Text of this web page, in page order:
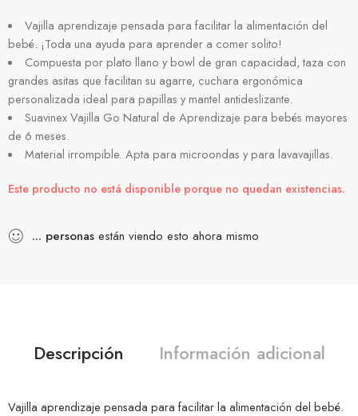
Vajilla aprendizaje pensada para facilitar la alimentación del
bebé. ¡Toda una ayuda para aprender a comer solito!
Compuesta por plato llano y bowl de gran capacidad, taza con
grandes asitas que facilitan su agarre, cuchara ergonómica
personalizada ideal para papillas y mantel antideslizante.
Suavinex Vajilla Go Natural de Aprendizaje para bebés mayores
de 6 meses.
Material irrompible. Apta para microondas y para lavavajillas.
Este producto no está disponible porque no quedan existencias.
... personas están viendo esto ahora mismo
Descripción Información adicional
Vajilla aprendizaje pensada para facilitar la alimentación del bebé.